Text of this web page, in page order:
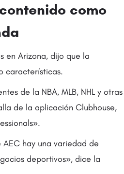
como
en Arizona, dijo que la
características.
de la NBA, MLB, NHL y otras
de la aplicación Clubhouse,
AEC hay una variedad de
deportivos», dice la